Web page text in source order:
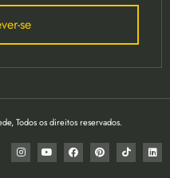
se
Todos os direitos reservados.